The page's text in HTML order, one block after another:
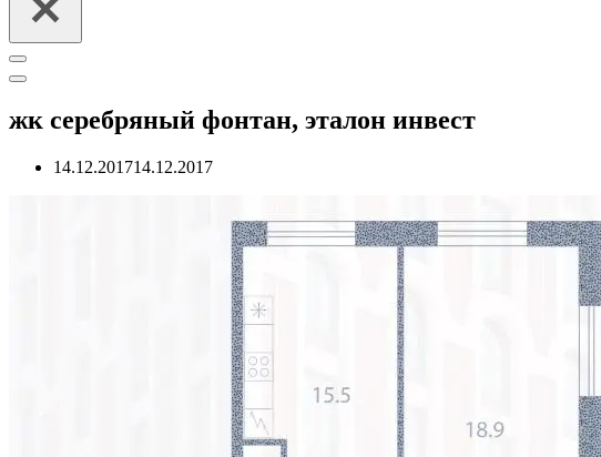
Меню
навигации
Меню
жк серебряный фонтан, эталон инвест
14.12.201714.12.2017